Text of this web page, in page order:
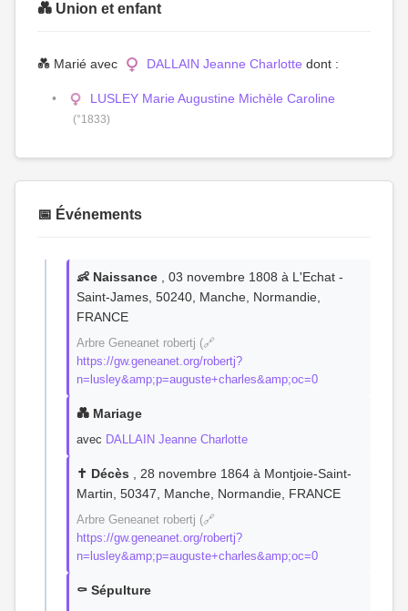
💑 Union et enfant
💑 Marié avec DALLAIN Jeanne Charlotte dont :
LUSLEY Marie Augustine Michèle Caroline
(°1833)
📅 Événements
👶 Naissance , 03 novembre 1808 à L'Echat -
Saint-James, 50240, Manche, Normandie,
FRANCE
Arbre Geneanet robertj (🔗
https://gw.geneanet.org/robertj?
n=lusley&amp;p=auguste+charles&amp;oc=0
💑 Mariage
avec DALLAIN Jeanne Charlotte
✝️ Décès , 28 novembre 1864 à Montjoie-Saint-
Martin, 50347, Manche, Normandie, FRANCE
Arbre Geneanet robertj (🔗
https://gw.geneanet.org/robertj?
n=lusley&amp;p=auguste+charles&amp;oc=0
⚰️ Sépulture